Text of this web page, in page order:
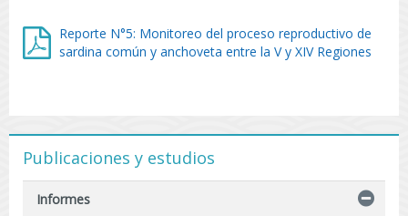
Reporte N°5: Monitoreo del proceso reproductivo de
sardina común y anchoveta entre la V y XIV Regiones
Publicaciones y estudios
Informes